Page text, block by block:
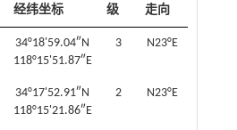
经纬坐标
级
走向
34°18'59.04″N
118°15'51.87″E
3 N23°E
34°17'52.91″N
118°15'21.86″E
2 N23°E